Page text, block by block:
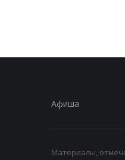
Афиша
Материалы,